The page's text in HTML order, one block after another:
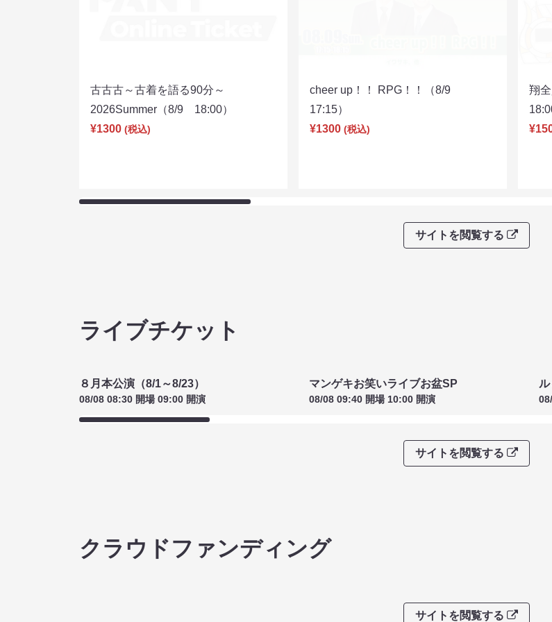
古古古～古着を語る90分～
2026Summer（8/9 18:00）
¥1300 (税込)
cheer up！！ RPG！！（8/9
17:15）
¥1300 (税込)
翔
サイトを閲覧する
ライブチケット